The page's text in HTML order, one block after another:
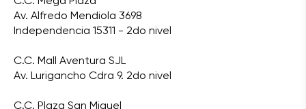
Av. Alfredo Mendiola 3698
Independencia 15311 - 2do nivel
C.C. Mall Aventura SJL
Av. Lurigancho Cdra 9. 2do nivel
C.C. Plaza San Miguel